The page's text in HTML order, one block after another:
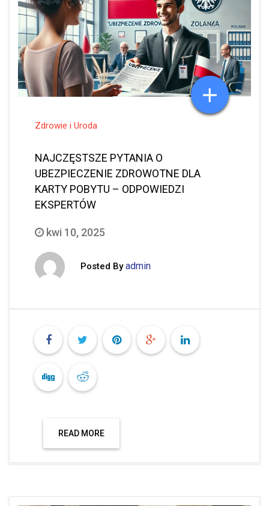
Zdrowie i Uroda
NAJCZĘSTSZE PYTANIA O
UBEZPIECZENIE ZDROWOTNE DLA
KARTY POBYTU – ODPOWIEDZI
EKSPERTÓW
kwi 10, 2025
Posted By admin
READ MORE